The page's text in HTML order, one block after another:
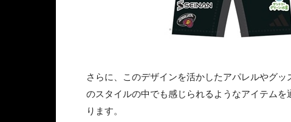
さらに、このデザインを活かしたアパレルやグ
のスタイルの中でも感じられるようなアイテム
ります。